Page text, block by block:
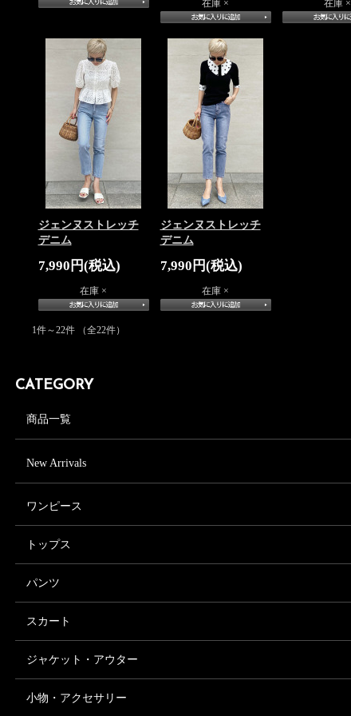
在庫 × 在庫 ×
ジェンヌストレッチ
デニム
7,990円(税込)
在庫 ×
ジェンヌストレッチ
デニム
7,990円(税込)
在庫 ×
1件～22件 （全22件）
CATEGORY
商品一覧
New Arrivals
ワンピース
ワンピース一覧
フォーマルワンピース
トップス
トップス一覧
Tシャツ、カットソー
ニット・カーディガン
ノースリーブ・タンクトップ
ケープ
パンツ
パンツ一覧
ジョガーパンツ
ショートパンツ
ワイドパンツ
スカート
スカート一覧
プリーツスカート
ジャケット・アウター
ジャケット・アウター一覧
小物・アクセサリー